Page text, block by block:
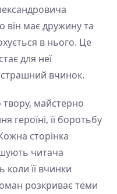
має дружину та
в нього. Це
для неї
вчинок.
майстерно
героїні, її боротьбу
сторінка
читача
коли її вчинки
розкриває теми